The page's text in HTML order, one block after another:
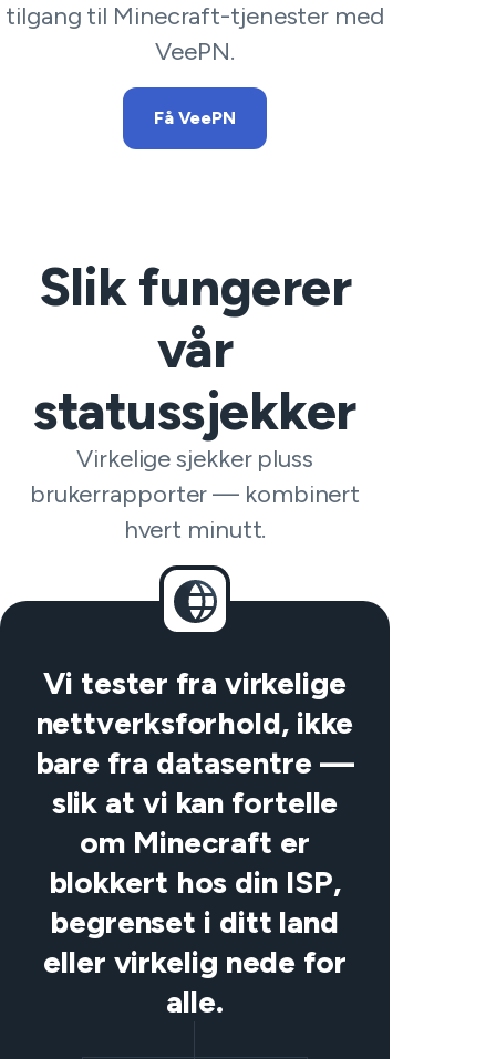
tilgang til Minecraft-tjenester med
VeePN.
Få VeePN
Slik fungerer
vår
statussjekker
Virkelige sjekker pluss
brukerrapporter — kombinert
hvert minutt.
Vi tester fra virkelige
nettverksforhold, ikke
bare fra datasentre —
slik at vi kan fortelle
om Minecraft er
blokkert hos din ISP,
begrenset i ditt land
eller virkelig nede for
alle.